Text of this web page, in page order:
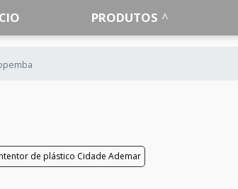
PRODUTOS
de plástico Cidade Ademar